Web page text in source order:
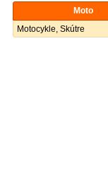
Moto
Motocykle, Skútre